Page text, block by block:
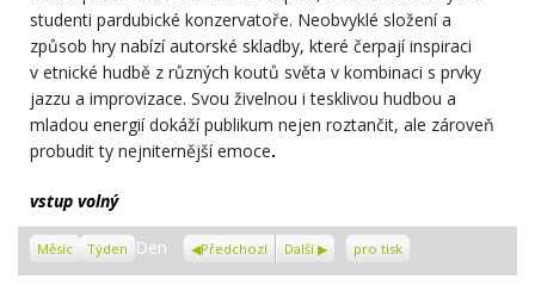
studenti pardubické konzervatoře. Neobvyklé složení a
způsob hry nabízí autorské skladby, které čerpají inspiraci
v etnické hudbě z různých koutů světa v kombinaci s prvky
jazzu a improvizace. Svou živelnou i tesklivou hudbou a
mladou energií dokáží publikum nejen roztančit, ale zároveň
probudit ty nejniternější emoce.
vstup volný
Měsíc Týden Den Předchozí Další Zobrazení
pro tisk